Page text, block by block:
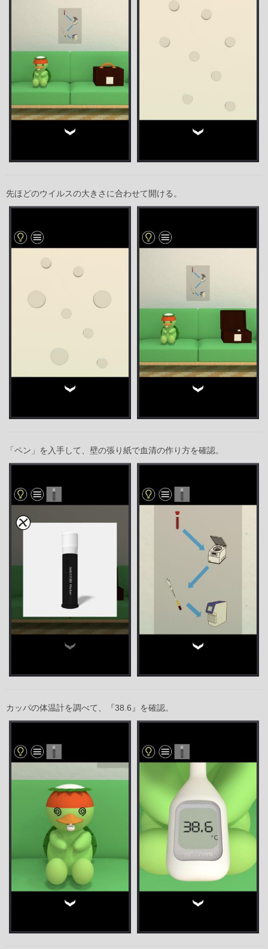
先ほどのウイルスの大きさに合わせて開ける。
「ペン」を入手して、壁の張り紙で血清の作り方を確認。
カッパの体温計を調べて、『38.6』を確認。